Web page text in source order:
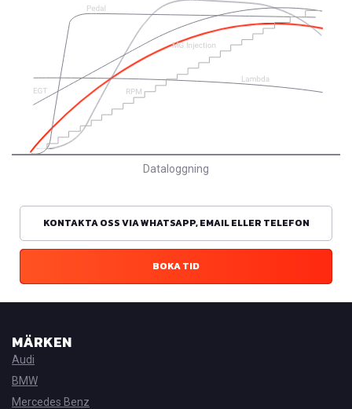
Dataloggning
KONTAKTA OSS VIA WHATSAPP, EMAIL ELLER TELEFON
BOKA TID
MÄRKEN
Audi
BMW
Mercedes Benz